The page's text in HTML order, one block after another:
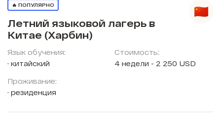
🔥 ПОПУЛЯРНО
Летний языковой лагерь в
Китае (Харбин)
Язык обучения:
китайский
Проживание:
резиденция
Стоимость:
4 недели - 2 250 USD